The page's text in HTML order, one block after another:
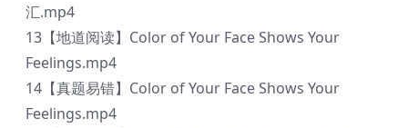
汇.mp4
13【地道阅读】Color of Your Face Shows Your
Feelings.mp4
14【真题易错】Color of Your Face Shows Your
Feelings.mp4